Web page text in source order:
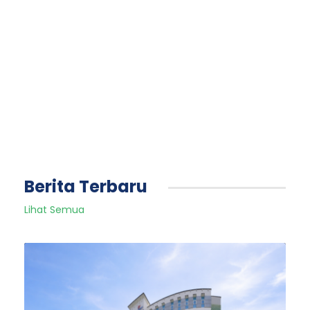
Berita Terbaru
Lihat Semua